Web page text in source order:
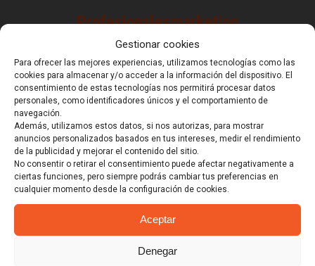
Gestionar cookies
Para ofrecer las mejores experiencias, utilizamos tecnologías como las
cookies para almacenar y/o acceder a la información del dispositivo. El
consentimiento de estas tecnologías nos permitirá procesar datos
personales, como identificadores únicos y el comportamiento de
navegación.
Además, utilizamos estos datos, si nos autorizas, para mostrar
anuncios personalizados basados en tus intereses, medir el rendimiento
de la publicidad y mejorar el contenido del sitio.
No consentir o retirar el consentimiento puede afectar negativamente a
ciertas funciones, pero siempre podrás cambiar tus preferencias en
cualquier momento desde la configuración de cookies.
Aceptar
Denegar
Profesionalesmarketing
La agencia SEO
que
necesitabas
¡Cuéntanos tu proyecto!